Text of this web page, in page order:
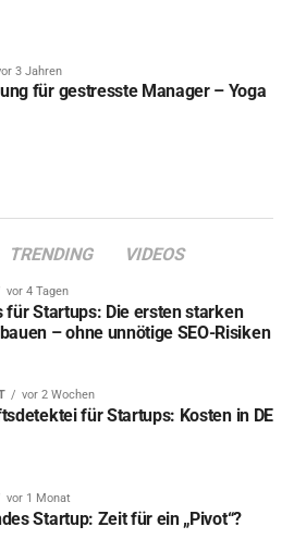
3 Jahren
für gestresste Manager – Yoga
TRENDING VIDEOS
vor 4 Tagen
für Startups: Die ersten starken
– ohne unnötige SEO-Risiken
vor 2 Wochen
für Startups: Kosten in DE
vor 1 Monat
Startup: Zeit für ein „Pivot“?